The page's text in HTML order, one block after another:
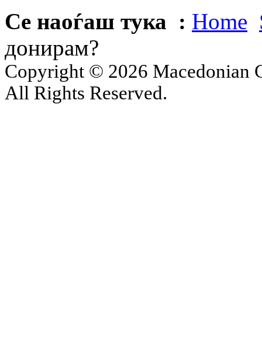
Се наоѓаш тука : Home
донирам?
Copyright © 2026 Macedonian
All Rights Reserved.